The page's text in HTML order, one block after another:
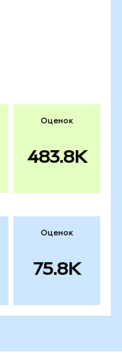
Оценок
483.8K
Оценок
75.8K